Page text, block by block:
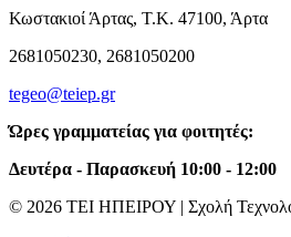
Κωστακιοί Άρτας, Τ.Κ. 47100, Άρτα
2681050230, 2681050200
tegeo@teiep.gr
Ώρες γραμματείας για φοιτητές:
Δευτέρα - Παρασκευή 10:00 - 12:00
© 2026 ΤΕΙ ΗΠΕΙΡΟΥ | Σχολή